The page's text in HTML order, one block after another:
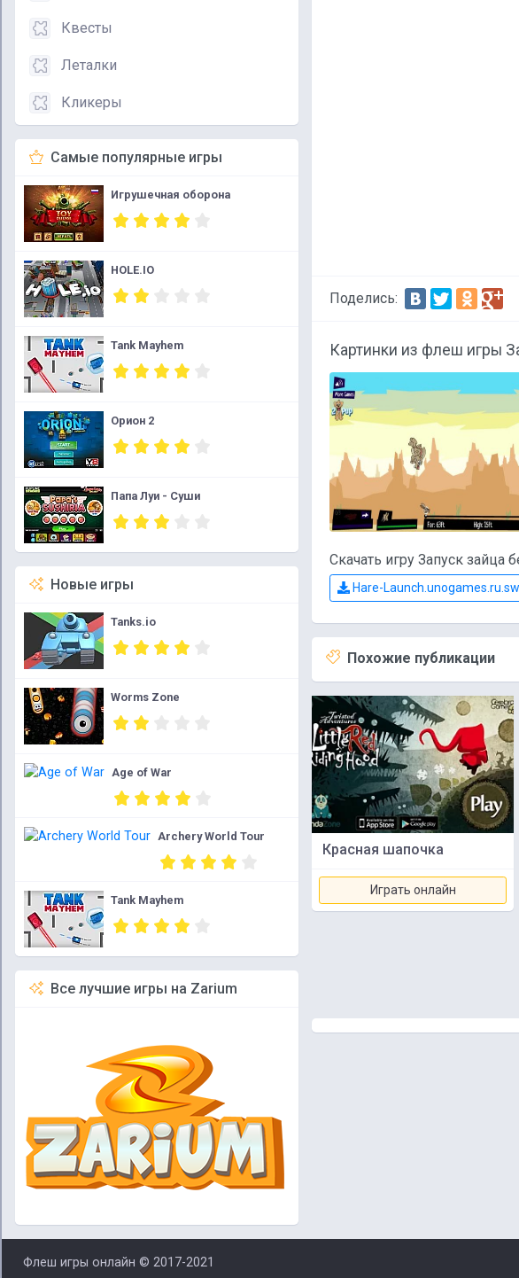
Квесты
Леталки
Кликеры
Самые популярные игры
Игрушечная оборона
HOLE.IO
Tank Mayhem
Орион 2
Папа Луи - Суши
Новые игры
Tanks.io
Worms Zone
Age of War
Archery World Tour
Tank Mayhem
Все лучшие игры на Zarium
Поделись:
Картинки из флеш игры
Скачать игру Запуск зайца
Hare-
Похожие публикации
Красная шапочка
Играть онлайн
Флеш игры онлайн © 2017-2021